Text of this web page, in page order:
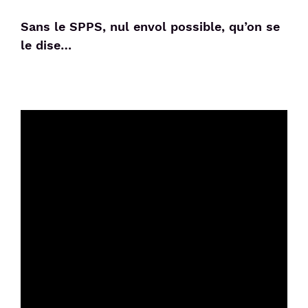
Sans le SPPS, nul envol possible, qu’on se
le dise…